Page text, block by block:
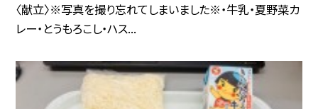
〈献立〉※写真を撮り忘れてしまいました※・牛乳・夏野菜カ
レー・とうもろこし・ハス...